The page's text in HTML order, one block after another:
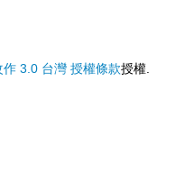
3.0 台灣 授權條款授權.